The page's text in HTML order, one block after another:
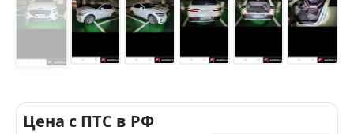
Цена с ПТС в РФ